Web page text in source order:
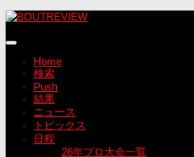
コ
テ
Home
検索
Push
結果
ニュース
トピックス
日程
26年プロ大会一覧